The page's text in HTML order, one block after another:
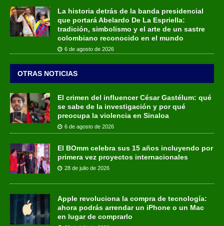
La historia detrás de la banda presidencial
que portará Abelardo De La Espriella:
tradición, simbolismo y el arte de un sastre
colombiano reconocido en el mundo
6 de agosto de 2026
OTRAS NOTICIAS
El crimen del influencer César Gastélum: qué
se sabe de la investigación y por qué
preocupa la violencia en Sinaloa
6 de agosto de 2026
El BOmm celebra sus 15 años incluyendo por
primera vez proyectos internacionales
28 de julio de 2026
Apple revoluciona la compra de tecnología:
ahora podrás arrendar un iPhone o un Mac
en lugar de comprarlo